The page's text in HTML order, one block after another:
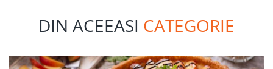
DIN ACEEASI CATEGORIE